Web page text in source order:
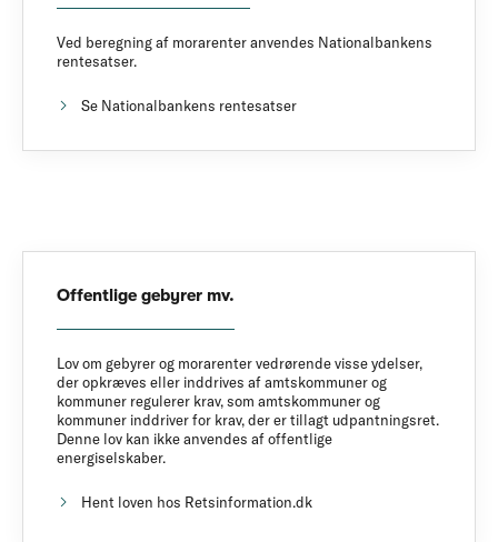
Ved beregning af morarenter anvendes Nationalbankens
rentesatser.
Se Nationalbankens rentesatser
Offentlige gebyrer mv.
Lov om gebyrer og morarenter vedrørende visse ydelser,
der opkræves eller inddrives af amtskommuner og
kommuner regulerer krav, som amtskommuner og
kommuner inddriver for krav, der er tillagt udpantningsret.
Denne lov kan ikke anvendes af offentlige
energiselskaber.
Hent loven hos Retsinformation.dk